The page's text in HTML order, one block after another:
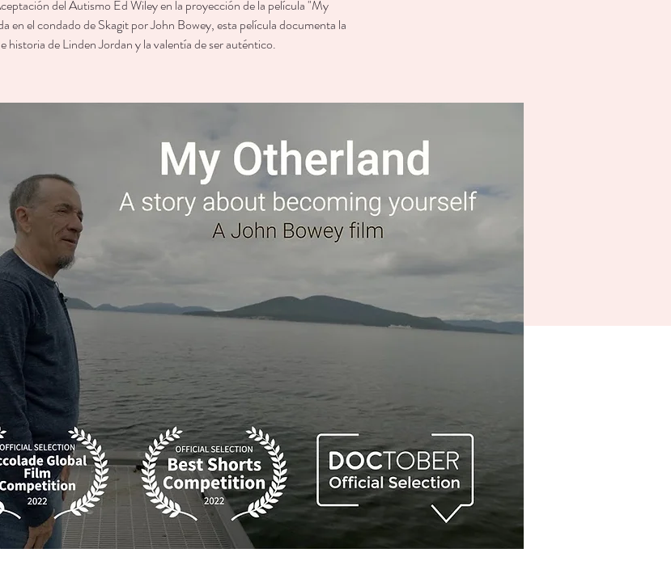
del Autismo Ed Wiley en la proyección de la película "My
en el condado de Skagit por John Bowey, esta película documenta la
historia de Linden Jordan y la valentía de ser auténtico.